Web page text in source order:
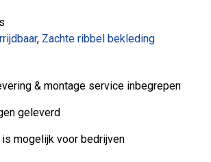
, Zachte ribbel bekleding
& montage service inbegrepen
geleverd
mogelijk voor bedrijven